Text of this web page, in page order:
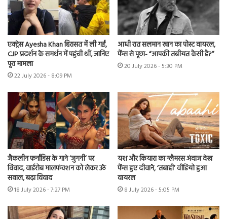
एक्ट्रेस Ayesha Khan हिरासत में ली गईं,
CJP प्रदर्शन के समर्थन में पहुंची थीं, जानिए
पूरा मामला
22 July 2026 - 8:09 PM
आधी रात सलमान खान का पोस्ट वायरल,
फैंस से पूछा- “आपकी तबीयत कैसी है?”
20 July 2026 - 5:30 PM
जैकलीन फर्नांडिस के गाने ‘जुगनी’ पर
विवाद, वार्डरोब मालफंक्शन को लेकर उठे
सवाल, बढ़ा विवाद
18 July 2026 - 7:27 PM
यश और कियारा का ग्लैमरस अंदाज देख
फैंस हुए दीवाने, ‘तबाही’ वीडियो हुआ
वायरल
8 July 2026 - 5:05 PM